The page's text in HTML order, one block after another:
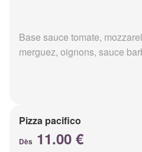
Base sauce tomate,
merguez, oignons, sauce
Pizza pacifico
Dès 11.00 €